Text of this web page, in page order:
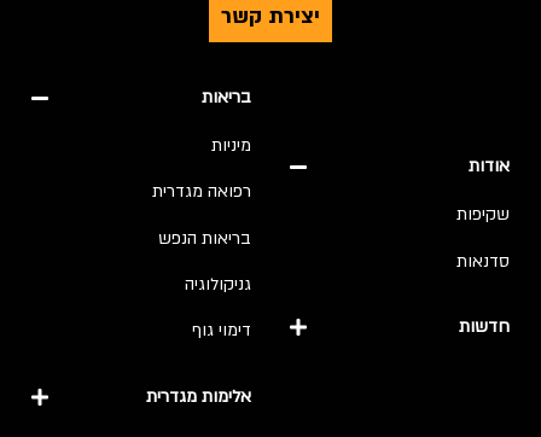
יצירת קשר
אודות
שקיפות
סדנאות
חדשות
בריאות
מיניות
רפואה מגדרית
בריאות הנפש
גניקולוגיה
דימוי גוף
אלימות מגדרית